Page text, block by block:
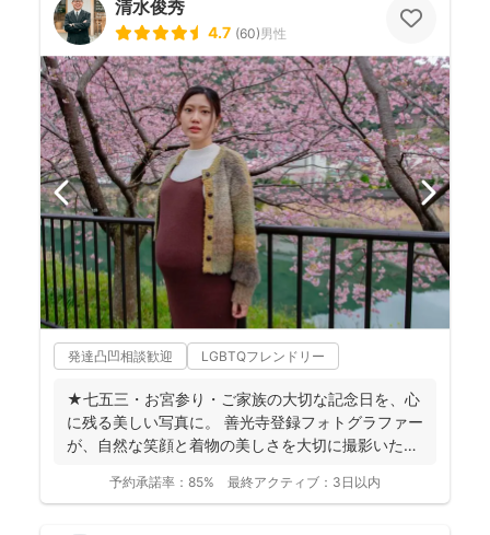
清水俊秀
4.7 (60)男性
発達凸凹相談歓迎 LGBTQフレンドリー
★七五三・お宮参り・ご家族の大切な記念日を、心
に残る美しい写真に。 善光寺登録フォトグラファー
が、自然な笑顔と着物の美しさを大切に撮影いたし
予約承諾率： 85% 最終アクティブ： 3日以内